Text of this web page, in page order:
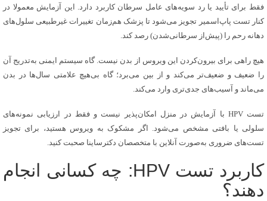
فقط برای تأیید یا رد سویه‌های عامل سرطان کاربرد دارد. این آزمایش معمولا در
کنار تست پاپ‌اسمیر تجویز می‌شود تا پزشک هم‌زمان تغییرات غیرطبیعی سلول‌های
دهانه رحم را (پیش‌از سرطانی‌شدن) رصد کند.
هیچ راهی برای بیرون‌کردن این ویروس از بدن نیست. گاه سیستم ایمنی به‌تدریج آن
را ضعیف و ضعیف‌تر می‌کند و از بین می‌برد؛ گاه بی‌هیچ علامتی سال‌ها در بدن
می‌ماند و آسیب‌های جدی‌تری وارد می‌کند.
تست HPV با آزمایش در منزل امکان‌پذیر نیست و فقط در ارزیابی نمونه‌‌های
سلولی یا بافتی مشخص می‌شود. اگر مشکوک به ویروس هستید، برای تجویز
تست‌های ضروری به‌صورت آنلاین با متخصصان دکترساینا صحبت کنید.
کاربرد تست HPV: چه کسانی انجام
دهند؟